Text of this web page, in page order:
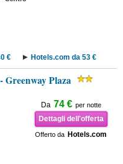
€ Hotels.com da 53 €
Greenway Plaza
Da 74 € per notte
Dettagli dell'offerta
Offerto da Hotels.com